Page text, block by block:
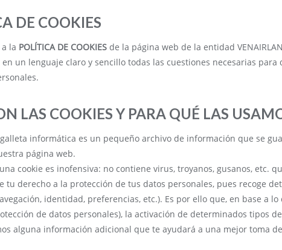
DE COOKIES
la POLÍTICA DE COOKIESde la página web de la entidad
un lenguaje claro y sencillo todas las cuestiones necesarias
LAS COOKIES Y PARA QUÉ LAS
informática es un pequeño archivo de información que se
página web.
cookie es inofensiva: no contiene virus, troyanos, gusanos, etc.
tu derecho a la protección de tus datos personales, pues recoge
identidad, preferencias, etc.). Es por ello que, en base a
de datos personales), la activación de determinados tipos
alguna información adicional que te ayudará a una mejor toma